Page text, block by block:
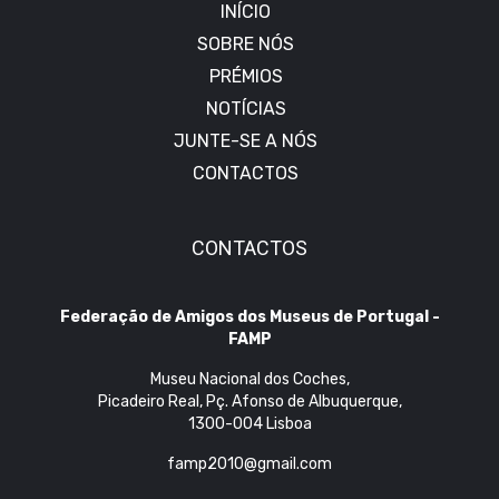
INÍCIO
SOBRE NÓS
PRÉMIOS
NOTÍCIAS
JUNTE-SE A NÓS
CONTACTOS
CONTACTOS
Federação de Amigos dos Museus de Portugal -
FAMP
Museu Nacional dos Coches,
Picadeiro Real, Pç. Afonso de Albuquerque,
1300-004 Lisboa
famp2010@gmail.com